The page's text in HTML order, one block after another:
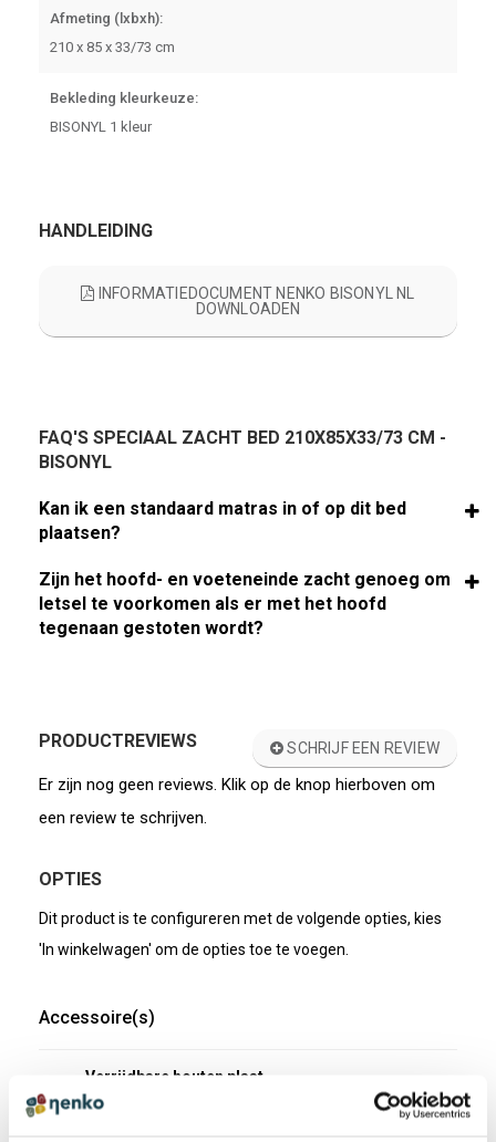
Afmeting (lxbxh):
210 x 85 x 33/73 cm
Bekleding kleurkeuze:
BISONYL 1 kleur
HANDLEIDING
INFORMATIEDOCUMENT NENKO BISONYL NL
DOWNLOADEN
FAQ'S SPECIAAL ZACHT BED 210X85X33/73 CM -
BISONYL
Kan ik een standaard matras in of op dit bed
plaatsen?
Zijn het hoofd- en voeteneinde zacht genoeg om
letsel te voorkomen als er met het hoofd
tegenaan gestoten wordt?
PRODUCTREVIEWS SCHRIJF EEN REVIEW
Er zijn nog geen reviews. Klik op de knop hierboven om
een review te schrijven.
OPTIES
Dit product is te configureren met de volgende opties, kies
'In winkelwagen' om de opties toe te voegen.
Accessoire(s)
Verrijdbare houten plaat
voor Speciaal zacht bed